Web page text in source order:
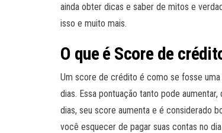
ainda obter dicas e saber de mitos e
isso e muito mais.
O que é Score de
Um score de crédito é como se fosse
dias. Essa pontuação tanto pode
dias, seu score aumenta e é considerado
você esquecer de pagar suas contas no